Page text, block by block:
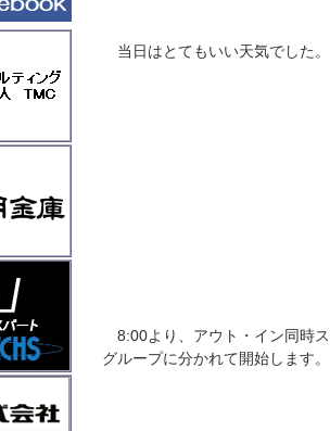
当日はとてもいい天気でした。
8:00より、アウト・イン同時
グループに分かれて開始します。